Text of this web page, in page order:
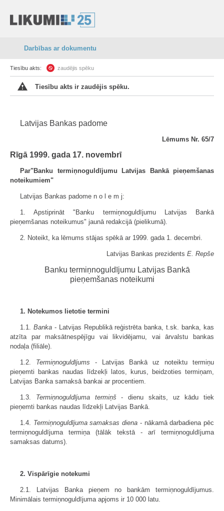
Darbības ar dokumentu
Tiesību akts: zaudējis spēku
Tiesību akts ir zaudējis spēku.
Latvijas Bankas padome
Lēmums Nr. 65/7
Rīgā 1999. gada 17. novembrī
Par"Banku termiņnoguldījumu Latvijas Bankā pieņemšanas
noteikumiem"
Latvijas Bankas padome n o l e m j:
1. Apstiprināt "Banku termiņnoguldījumu Latvijas Bankā
pieņemšanas noteikumus" jaunā redakcijā (pielikumā).
2. Noteikt, ka lēmums stājas spēkā ar 1999. gada 1. decembri.
Latvijas Bankas prezidents E. Repše
Banku termiņnoguldījumu Latvijas Bankā
pieņemšanas noteikumi
1. Notekumos lietotie termini
1.1. Banka- Latvijas Republikā reģistrēta banka, t.sk. banka, kas
atzīta par maksātnespējīgu vai likvidējamu, vai ārvalstu bankas
nodaļa (filiāle).
1.2. Termiņnoguldījums - Latvijas Bankā uz noteiktu termiņu
pieņemti bankas naudas līdzekļi latos, kurus, beidzoties termiņam,
Latvijas Banka samaksā bankai ar procentiem.
1.3. Termiņnoguldījuma termiņš - dienu skaits, uz kādu tiek
pieņemti bankas naudas līdzekļi Latvijas Bankā.
1.4. Termiņnoguldījuma samaksas diena - nākamā darbadiena pēc
termiņnoguldījuma termiņa (tālāk tekstā - arī termiņnoguldījuma
samaksas datums).
2. Vispārīgie notekumi
2.1. Latvijas Banka pieņem no bankām termiņnoguldījumus.
Minimālais termiņnoguldījuma apjoms ir 10 000 latu.